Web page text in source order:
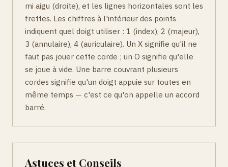
mi aigu (droite), et les lignes horizontales sont les
frettes. Les chiffres à l'intérieur des points
indiquent quel doigt utiliser : 1 (index), 2 (majeur),
3 (annulaire), 4 (auriculaire). Un X signifie qu'il ne
faut pas jouer cette corde ; un O signifie qu'elle
se joue à vide. Une barre couvrant plusieurs
cordes signifie qu'un doigt appuie sur toutes en
même temps — c'est ce qu'on appelle un accord
barré.
Astuces et Conseils